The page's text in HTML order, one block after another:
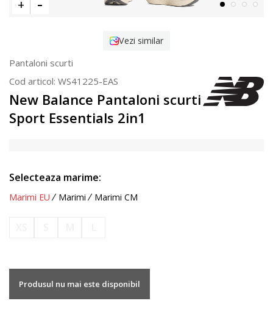
Vezi similar
Pantaloni scurti
Cod articol: WS41225-EAS
New Balance Pantaloni scurti
Sport Essentials 2in1
Selecteaza marime:
Marimi EU Marimi Marimi CM
Produsul nu mai este disponibil